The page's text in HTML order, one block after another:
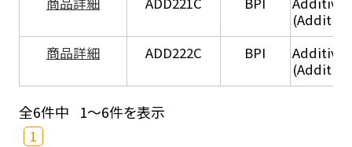
商品詳細
ADD222C BPI
全6件中 1～6件を表示
1